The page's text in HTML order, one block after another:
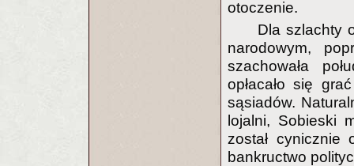
otoczenie.
Dla szlachty
narodowym,
szachowała
opłacało się
sąsiadów.
lojalni, Sobieski
został cynicznie
bankructwo